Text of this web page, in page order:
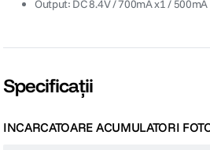
Output: DC 8.4V / 700mA x1 / 500mA
Specificații
INCARCATOARE ACUMULATORI